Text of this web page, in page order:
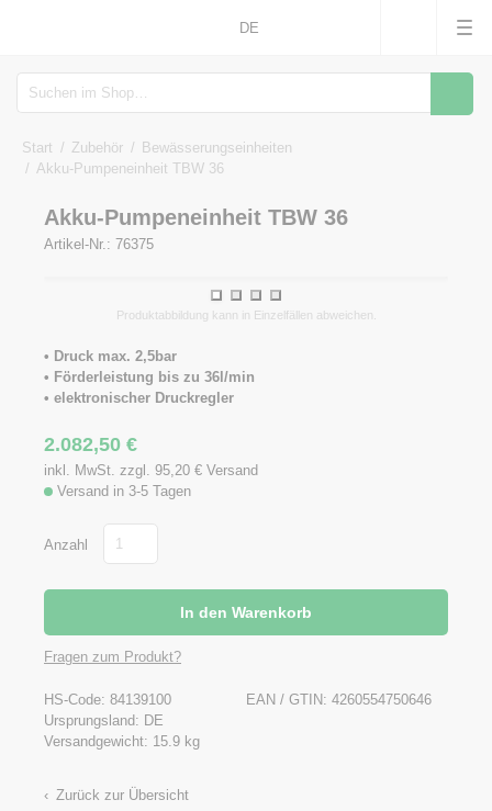
DE
Start Zubehör
Bewässerungseinheiten
Akku-Pumpeneinheit TBW 36
Akku-Pumpeneinheit TBW 36
Artikel-Nr.: 76375
1 2 3 4
Produktabbildung kann in Einzelfällen abweichen.
• Druck max. 2,5bar
• Förderleistung bis zu 36l/min
• elektronischer Druckregler
2.082,50 €
inkl. MwSt. zzgl. 95,20 € Versand
Versand in 3-5 Tagen
Anzahl
Fragen zum Produkt?
HS-Code: 84139100 EAN / GTIN: 4260554750646
Ursprungsland: DE
Versandgewicht: 15.9 kg
Zurück zur Übersicht